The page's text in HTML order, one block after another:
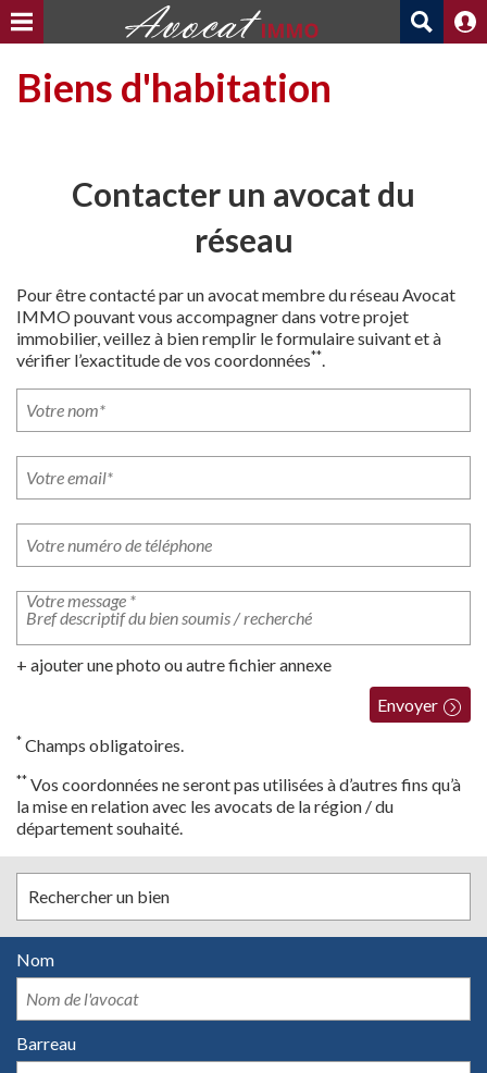
Biens d'habitation
Contacter un avocat du
réseau
Pour être contacté par un avocat membre du réseau Avocat
IMMO pouvant vous accompagner dans votre projet
immobilier, veillez à bien remplir le formulaire suivant et à
vérifier l’exactitude de vos coordonnées**.
+ ajouter une photo ou autre fichier annexe
Envoyer
* Champs obligatoires.
** Vos coordonnées ne seront pas utilisées à d’autres fins qu’à
la mise en relation avec les avocats de la région / du
département souhaité.
Rechercher un bien
Nom
Barreau